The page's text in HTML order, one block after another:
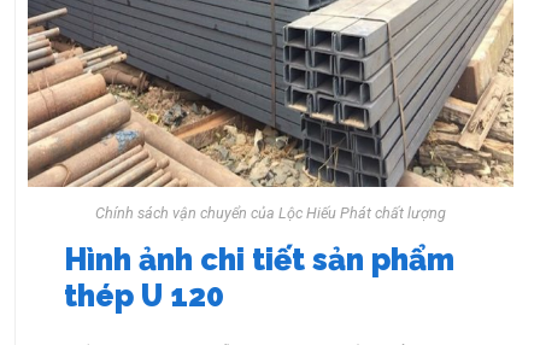
Chính sách vận chuyển của Lộc Hiếu Phát chất lượng
Hình ảnh chi tiết sản phẩm
thép U 120